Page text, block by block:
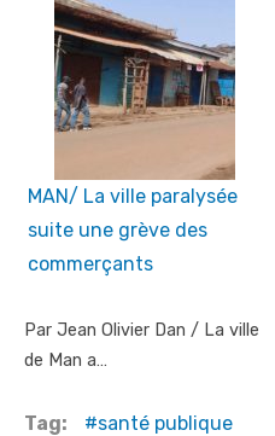
MAN/ La ville paralysée
suite une grève des
commerçants
Par Jean Olivier Dan / La ville
de Man a…
Tag: santé publique